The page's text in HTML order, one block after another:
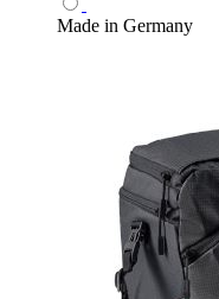
Made in Germany